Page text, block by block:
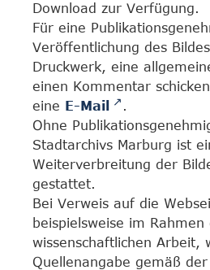
Download zur Verfügung.
Für eine
Veröffentlichung des
Druckwerk, eine
einen Kommentar
eine E-Mail
.
Ohne
Stadtarchivs Marburg ist
Weiterverbreitung der
gestattet.
Bei Verweis auf die
beispielsweise im Rahmen
wissenschaftlichen Arbeit,
Quellenangabe gemäß